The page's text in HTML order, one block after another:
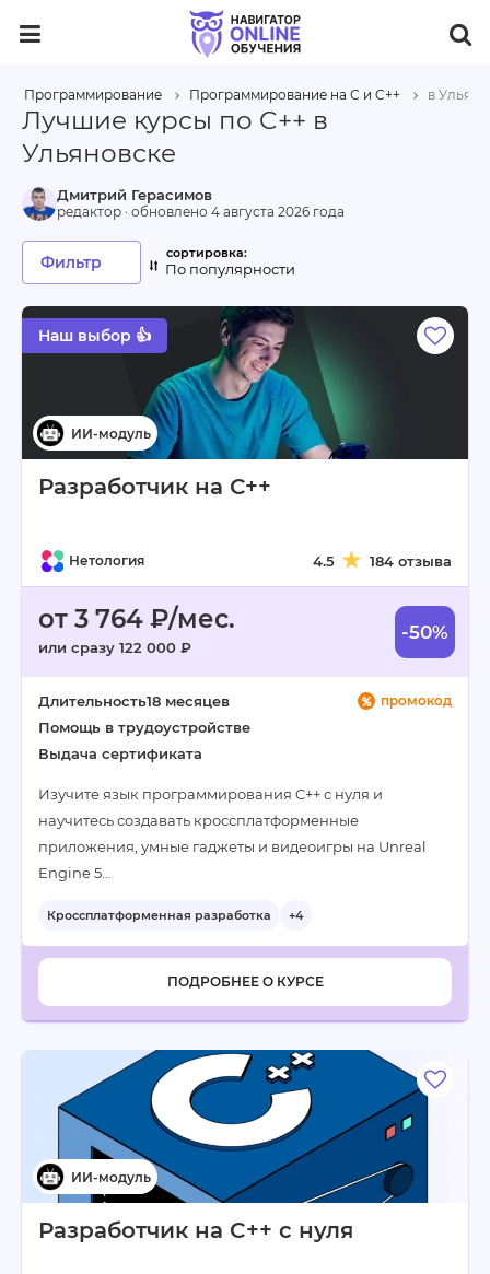
Программирование Программирование на С и C++ в
Лучшие курсы по C++ в
Ульяновске
Разработчик на С++
Нетология 4.5 184 отзыва
от 3 764 ₽/мес.
или сразу 122 000 ₽
-50%
промокод
Длительность18 месяцев
Помощь в трудоустройстве
Выдача сертификата
Изучите язык программирования C++ с нуля и
научитесь создавать кроссплатформенные
приложения, умные гаджеты и видеоигры на Unreal
Engine 5…
Кроссплатформенная разработка +4
ПОДРОБНЕЕ О КУРСЕ
Наш выбор 👍
Разработчик на C++ с нуля
Дмитрий Герасимов
редактор · обновлено 4 августа 2026 года
Фильтр По популярности